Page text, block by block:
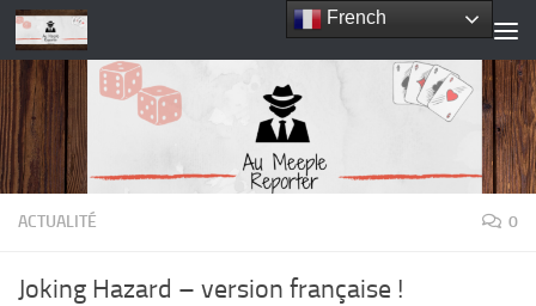
Skip to content
ACTUALITÉ 0
Joking Hazard – version française !
French